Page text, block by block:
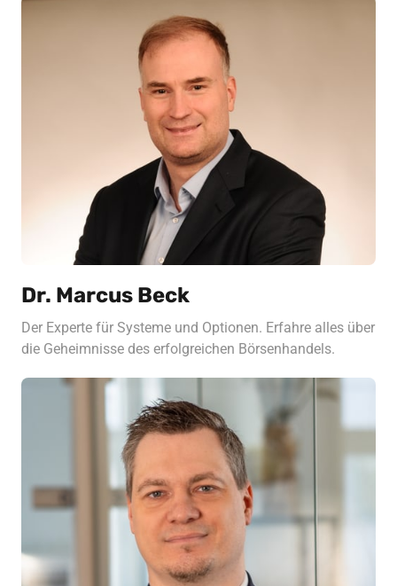
Dr. Marcus Beck
Der Experte für Systeme und Optionen. Erfahre alles über
die Geheimnisse des erfolgreichen Börsenhandels.